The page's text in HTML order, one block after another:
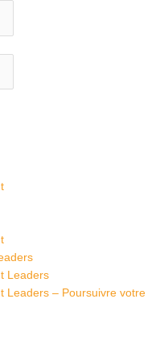
Leaders
Leaders – Poursuivre votre